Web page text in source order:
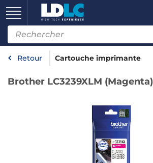
Retour Cartouche imprimante
Brother LC3239XLM (Magenta)